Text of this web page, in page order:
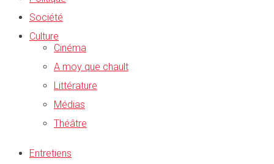
Société
Culture
Cinéma
A moy que chault
Littérature
Médias
Théâtre
Entretiens